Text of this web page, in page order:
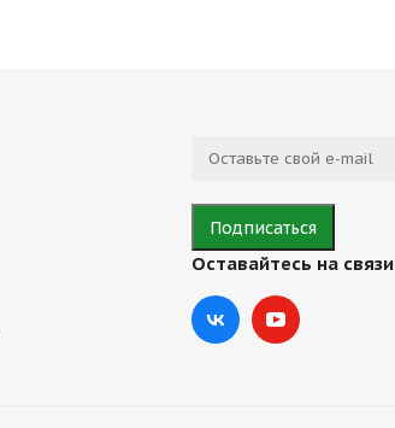
Оставайтесь на связи